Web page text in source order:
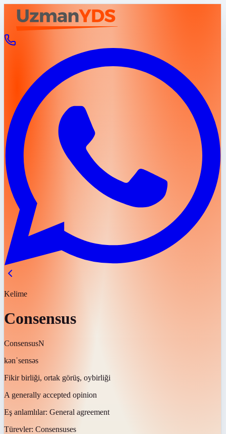
Kelime
Consensus
ConsensusN
kənˈsensəs
Fikir birliği, ortak görüş, oybirliği
A generally accepted opinion
Eş anlamlılar: General agreement
Türevler: Consensuses